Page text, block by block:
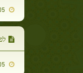
2009-11-05
לפי
2009-11-05